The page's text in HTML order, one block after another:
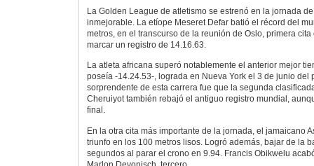
La Golden League de atletismo se estrenó en la jornada
inmejorable. La etíope Meseret Defar batió el récord del
metros, en el transcurso de la reunión de Oslo, primera
marcar un registro de 14.16.63.
La atleta africana superó notablemente el anterior mejor
poseía -14.24.53-, lograda en Nueva York el 3 de junio del
sorprendente de esta carrera fue que la segunda
Cheruiyot también rebajó el antiguo registro mundial,
final.
En la otra cita más importante de la jornada, el jamaicano
triunfo en los 100 metros lisos. Logró además, bajar de la
segundos al parar el crono en 9.94. Francis Obikwelu